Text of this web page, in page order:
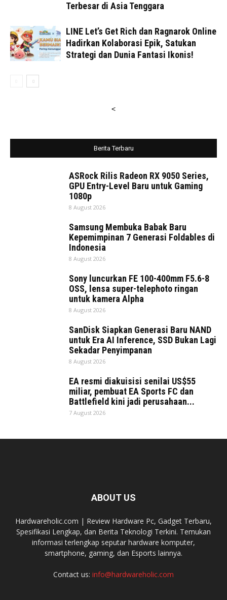
Terbesar di Asia Tenggara
LINE Let’s Get Rich dan Ragnarok Online
Hadirkan Kolaborasi Epik, Satukan
Strategi dan Dunia Fantasi Ikonis!
<
Berita Terbaru
ASRock Rilis Radeon RX 9050 Series,
GPU Entry-Level Baru untuk Gaming
1080p
8 August 2026
Samsung Membuka Babak Baru
Kepemimpinan 7 Generasi Foldables di
Indonesia
8 August 2026
Sony luncurkan FE 100-400mm F5.6-8
OSS, lensa super-telephoto ringan
untuk kamera Alpha
8 August 2026
SanDisk Siapkan Generasi Baru NAND
untuk Era AI Inference, SSD Bukan Lagi
Sekadar Penyimpanan
8 August 2026
EA resmi diakuisisi senilai US$55
miliar, pembuat EA Sports FC dan
Battlefield kini jadi perusahaan...
7 August 2026
ABOUT US
Hardwareholic.com | Review Hardware Pc, Gadget Terbaru,
Spesifikasi Lengkap, dan Berita Teknologi Terkini. Temukan
informasi terlengkap seputar hardware komputer,
smartphone, gaming, dan Esports lainnya.
Contact us: info@hardwareholic.com